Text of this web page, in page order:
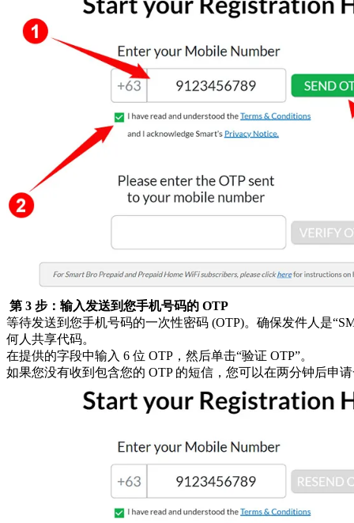
第 3 步：输入发送到您手机号码的 OTP
等待发送到您手机号码的一次性密码 (OTP)。确保发件人是
何人共享代码。
在提供的字段中输入 6 位 OTP，然后单击“验证 OTP”。
如果您没有收到包含您的 OTP 的短信，您可以在两分钟后申